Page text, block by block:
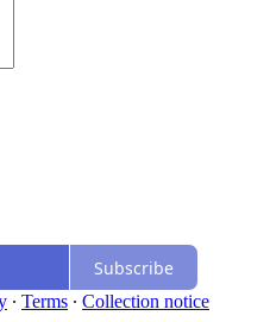
Subscribe
∙ Terms ∙ Collection notice